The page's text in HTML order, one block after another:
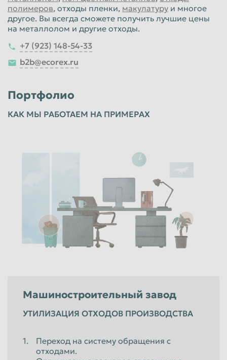
полимеров, отходы пленки, макулатуру и многое
другое. Вы всегда сможете получить лучшие цены
на металлолом и другие отходы.
+7 (923) 148-54-33
b2b@ecorex.ru
Портфолио
КАК МЫ РАБОТАЕМ НА ПРИМЕРАХ
Машиностроительный завод
УТИЛИЗАЦИЯ ОТХОДОВ ПРОИЗВОДСТВА
Переход на систему обращения с
отходами.